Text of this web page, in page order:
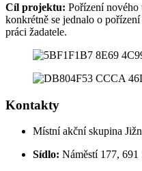
Cíl projektu: Pořízení
konkrétně se jednalo o
práci žadatele.
Kontakty
Místní akční skupina
Sídlo: Náměstí 177,